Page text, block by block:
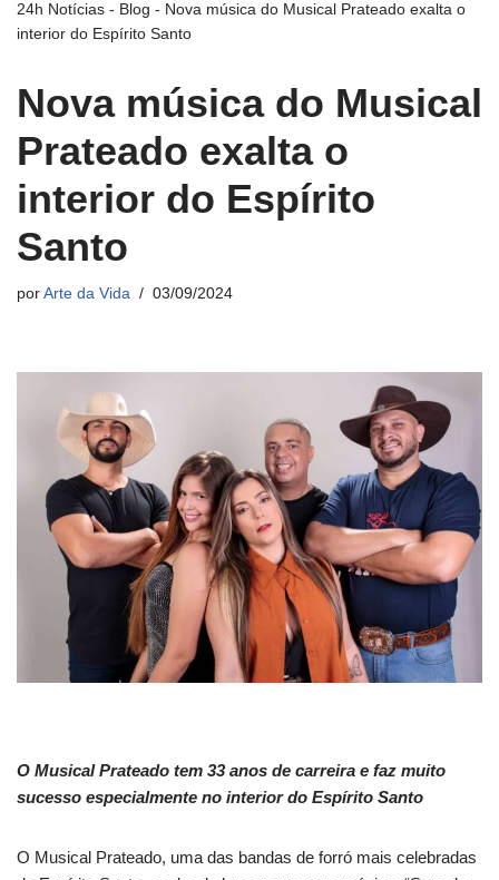
24h Notícias - Blog - Nova música do Musical Prateado exalta o
interior do Espírito Santo
Nova música do Musical
Prateado exalta o
interior do Espírito
Santo
por Arte da Vida 03/09/2024
O Musical Prateado tem 33 anos de carreira e faz muito
sucesso especialmente no interior do Espírito Santo
O Musical Prateado, uma das bandas de forró mais celebradas